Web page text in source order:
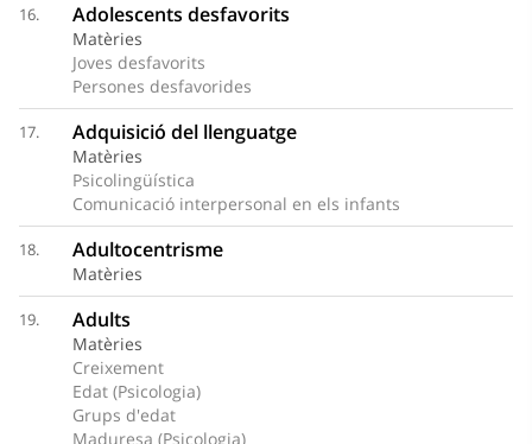
16. Adolescents desfavorits
Matèries
Joves desfavorits
Persones desfavorides
17. Adquisició del llenguatge
Matèries
Psicolingüística
Comunicació interpersonal en els infants
18. Adultocentrisme
Matèries
19. Adults
Matèries
Creixement
Edat (Psicologia)
Grups d'edat
Maduresa (Psicologia)